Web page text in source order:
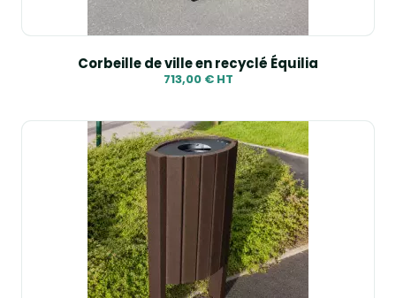
Corbeille de ville en recyclé Équilia
713,00 € HT